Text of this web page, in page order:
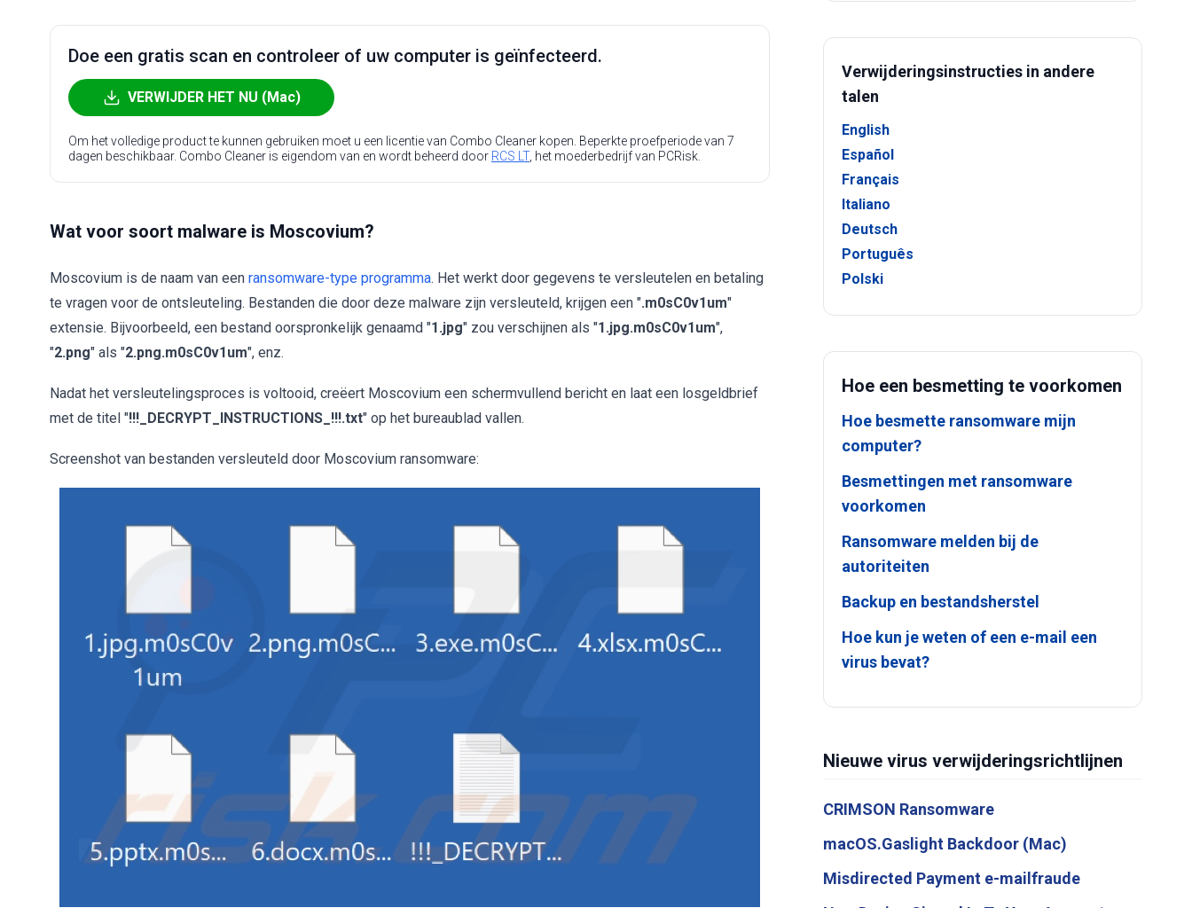
Doe een gratis scan en controleer of uw computer is geïnfecteerd.
VERWIJDER HET NU (Mac)
Om het volledige product te kunnen gebruiken moet u een licentie van Combo Cleaner kopen. Beperkte proefperiode van 7
dagen beschikbaar. Combo Cleaner is eigendom van en wordt beheerd door RCS LT, het moederbedrijf van PCRisk.
Wat voor soort malware is Moscovium?
Moscovium is de naam van een ransomware-type programma. Het werkt door gegevens te versleutelen en betaling
te vragen voor de ontsleuteling. Bestanden die door deze malware zijn versleuteld, krijgen een ".m0sC0v1um"
extensie. Bijvoorbeeld, een bestand oorspronkelijk genaamd "1.jpg" zou verschijnen als "1.jpg.m0sC0v1um",
"2.png" als "2.png.m0sC0v1um", enz.
Nadat het versleutelingsproces is voltooid, creëert Moscovium een schermvullend bericht en laat een losgeldbrief
met de titel "!!!_DECRYPT_INSTRUCTIONS_!!!.txt" op het bureaublad vallen.
Screenshot van bestanden versleuteld door Moscovium ransomware:
Verwijderingsinstructies in andere
talen
English
Español
Français
Italiano
Deutsch
Português
Polski
Hoe een besmetting te voorkomen
Hoe besmette ransomware mijn
computer?
Besmettingen met ransomware
voorkomen
Ransomware melden bij de
autoriteiten
Backup en bestandsherstel
Hoe kun je weten of een e-mail een
virus bevat?
Nieuwe virus verwijderingsrichtlijnen
CRIMSON Ransomware
macOS.Gaslight Backdoor (Mac)
Misdirected Payment e-mailfraude